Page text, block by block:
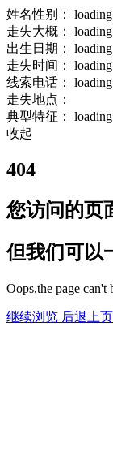
姓名性别：
loading
走失大概：
loading
出生日期：
loading
走失时间：
loading
线索电话：
loading
走失地点：
典型特征：
loading
收起
404
您访问的页
但我们可以
Oops,the page can't
继续浏览 后退上页